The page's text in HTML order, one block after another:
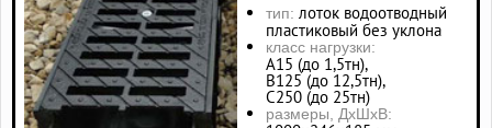
тип: лоток водоотводный
пластиковый без уклона
класс нагрузки:
А15 (до 1,5тн),
В125 (до 12,5тн),
С250 (до 25тн)
размеры, ДхШхВ: